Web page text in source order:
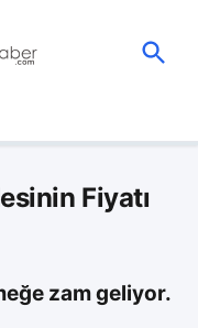
Fiyatı
zam geliyor.